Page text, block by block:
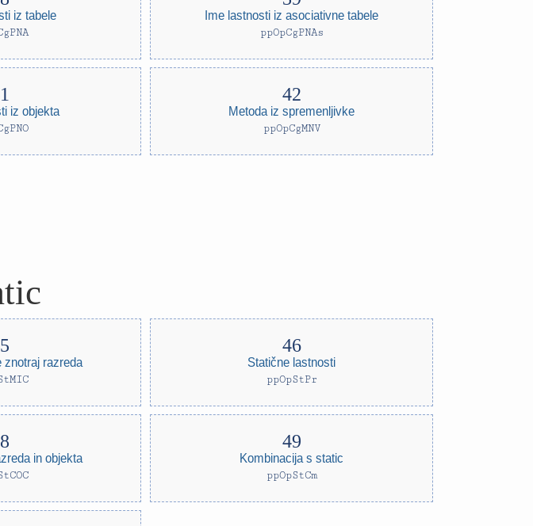
iz tabele Ime lastnosti iz asociativne tabele
ppOpCgPNAs
iz objekta Metoda iz spremenljivke
ppOpCgMNV
znotraj razreda Statične lastnosti
ppOpStPr
in objekta Kombinacija s static
ppOpStCm